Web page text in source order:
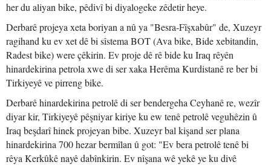
her du aliyan bike, pêdivî bi diyalogeke zêdetir heye.
Derbarê projeya xeta boriyan a nû ya "Besra-Fîşxabûr" de, Xuzeyr
ragihand ku ev xet dê bi sîstema BOT (Ava bike, Bide xebitandin,
Radest bike) were çêkirin. Ev proje dê rê bide ku Iraq rêyên
hinardekirina petrola xwe di ser xaka Herêma Kurdistanê re ber bi
Tirkiyeyê ve pirreng bike.
Derbarê hinardekirina petrolê di ser bendergeha Ceyhanê re, wezîr
diyar kir, Tirkiyeyê pêşniyar kiriye ku ew tenê petrolê veguhêzin û
Iraq beşdarî hinek projeyan bibe. Xuzeyr bal kişand ser plana
hinardekirina 700 hezar bermîlan û got: "Ev bera petrolê tenê bi
rêya Kerkûkê nayê dabînkirin. Ev nîşana wê yekê ye ku divê